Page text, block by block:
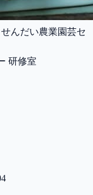
んだい農業園芸セ
研修室